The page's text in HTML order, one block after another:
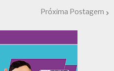
Próxima Postagem